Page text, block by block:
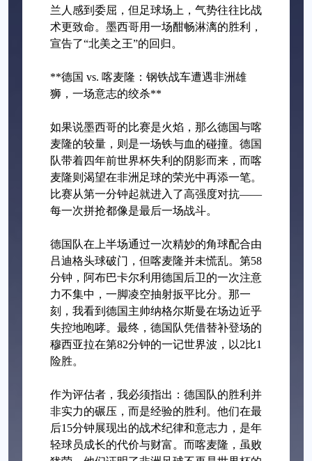
兰人感到委屈，但足球场上，气势往往比战
术更致命。墨西哥用一场酣畅淋漓的胜利，
宣告了“北美之王”的回归。
**德国 vs. 喀麦隆：钢铁战车遭遇非洲雄
狮，一场意志的绞杀**
如果说墨西哥的比赛是火焰，那么德国与喀
麦隆的较量，则是一场铁与血的碰撞。德国
队带着四年前世界杯失利的阴影而来，而喀
麦隆则渴望在非洲足球的荣光中再添一笔。
比赛从第一分钟起就进入了高强度对抗——
每一次拼抢都像是最后一场战斗。
德国队在上半场通过一次精妙的角球配合由
吕迪格头球破门，但喀麦隆并未慌乱。第58
分钟，阿布巴卡尔利用德国后卫的一次注意
力不集中，一脚凌空抽射扳平比分。那一
刻，我看到德国主帅纳格尔斯曼在场边近乎
失控地咆哮。最终，德国队凭借替补登场的
穆西亚拉在第82分钟的一记世界波，以2比1
险胜。
作为评估者，我必须指出：德国队的胜利并
非实力的碾压，而是经验的胜利。他们在最
后15分钟展现出的战术纪律和意志力，是年
轻球员成长的代价与财富。而喀麦隆，虽败